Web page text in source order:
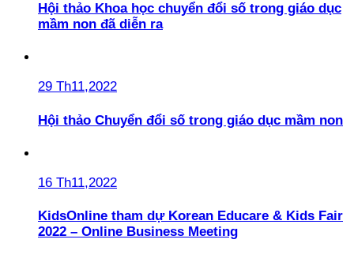
Hội thảo Khoa học chuyển đổi số trong giáo dục
mầm non đã diễn ra
29 Th11,2022
Hội thảo Chuyển đổi số trong giáo dục mầm non
16 Th11,2022
KidsOnline tham dự Korean Educare & Kids Fair
2022 – Online Business Meeting